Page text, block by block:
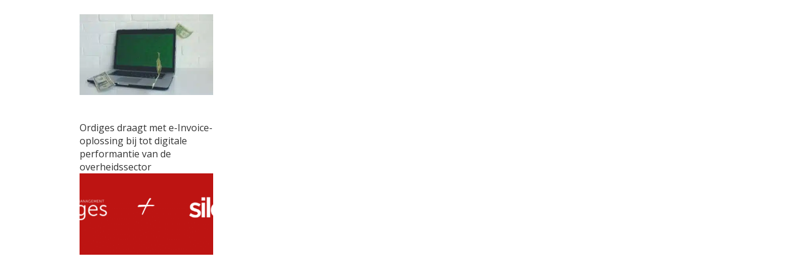
Ordiges draagt met e-Invoice-
oplossing bij tot digitale
performantie van de
overheidssector